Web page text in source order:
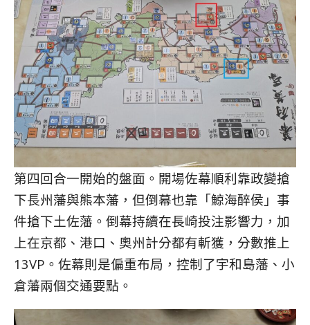
第四回合一開始的盤面。開場佐幕順利靠政變搶
下長州藩與熊本藩，但倒幕也靠「鯨海醉侯」事
件搶下土佐藩。倒幕持續在長崎投注影響力，加
上在京都、港口、奧州計分都有斬獲，分數推上
13VP。佐幕則是偏重布局，控制了宇和島藩、小
倉藩兩個交通要點。